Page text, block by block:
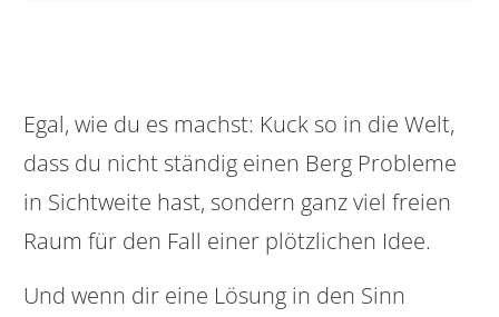
Egal, wie du es machst: Kuck so in die Welt,
dass du nicht ständig einen Berg Probleme
in Sichtweite hast, sondern ganz viel freien
Raum für den Fall einer plötzlichen Idee.
Und wenn dir eine Lösung in den Sinn